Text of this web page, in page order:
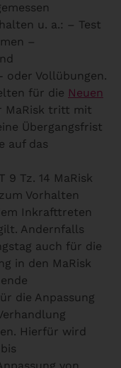
u. a.: – Test
–
oder Vollübungen.
für die Neuen
MaRisk tritt mit
Übergangsfrist
auf das
9 Tz. 14 MaRisk
Vorhalten
Inkrafttreten
Andernfalls
auch für die
in den MaRisk
die Anpassung
Hierfür wird